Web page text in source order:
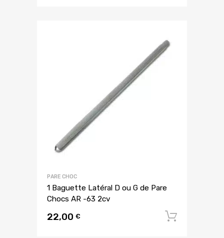
PARE CHOC
1 Baguette Latéral D ou G de Pare
Chocs AR -63 2cv
22,00 €